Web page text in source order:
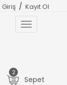
Giriş / Kayıt Ol
Toggle
navigation
2
Sepet